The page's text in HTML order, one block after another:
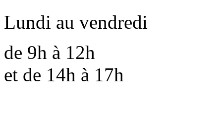
Lundi au vendredi
de 9h à 12h
et de 14h à 17h